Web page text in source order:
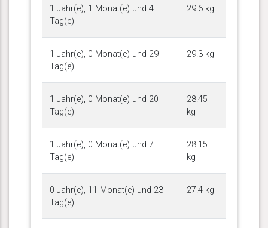
1 Jahr(e), 1 Monat(e) und 4
Tag(e)
29.6 kg
1 Jahr(e), 0 Monat(e) und 29
Tag(e)
29.3 kg
1 Jahr(e), 0 Monat(e) und 20
Tag(e)
28.45
kg
1 Jahr(e), 0 Monat(e) und 7
Tag(e)
28.15
kg
0 Jahr(e), 11 Monat(e) und 23
Tag(e)
27.4 kg